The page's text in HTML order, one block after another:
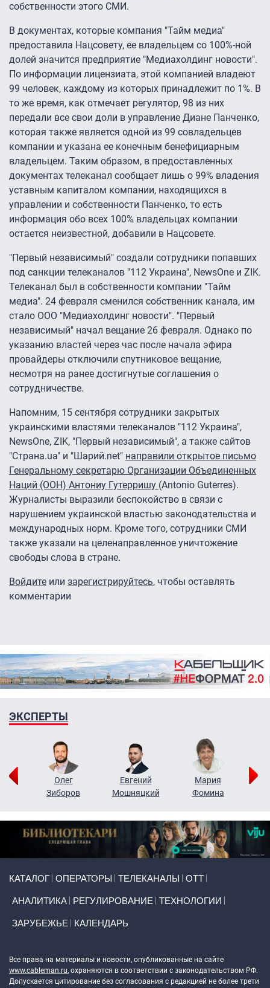
собственности этого СМИ.
В документах, которые компания "Тайм медиа"
предоставила Нацсовету, ее владельцем со 100%-ной
долей значится предприятие "Медиахолдинг новости".
По информации лицензиата, этой компанией владеют
99 человек, каждому из которых принадлежит по 1%. В
то же время, как отмечает регулятор, 98 из них
передали все свои доли в управление Диане Панченко,
которая также является одной из 99 совладельцев
компании и указана ее конечным бенефициарным
владельцем. Таким образом, в предоставленных
документах телеканал сообщает лишь о 99% владения
уставным капиталом компании, находящихся в
управлении и собственности Панченко, то есть
информация обо всех 100% владельцах компании
остается неизвестной, добавили в Нацсовете.
"Первый независимый" создали сотрудники попавших
под санкции телеканалов "112 Украина", NewsOne и ZIK.
Телеканал был в собственности компании "Тайм
медиа". 24 февраля сменился собственник канала, им
стало ООО "Медиахолдинг новости". "Первый
независимый" начал вещание 26 февраля. Однако по
указанию властей через час после начала эфира
провайдеры отключили спутниковое вещание,
несмотря на ранее достигнутые соглашения о
сотрудничестве.
Напомним, 15 сентября сотрудники закрытых
украинскими властями телеканалов "112 Украина",
NewsOne, ZIK, "Первый независимый", а также сайтов
"Страна.ua" и "Шарий.net" направили открытое письмо
Генеральному секретарю Организации Объединенных
Наций (ООН) Антониу Гутерришу (Antonio Guterres).
Журналисты выразили беспокойство в связи с
нарушением украинской властью законодательства и
международных норм. Кроме того, сотрудники СМИ
также указали на целенаправленное уничтожение
свободы слова в стране.
Войдите или зарегистрируйтесь, чтобы оставлять
комментарии
ЭКСПЕРТЫ
Олег
Зиборов
Евгений
Мошняцкий
Мария
Фомина
КАТАЛОГ ОПЕРАТОРЫ ТЕЛЕКАНАЛЫ ОТТ
АНАЛИТИКА РЕГУЛИРОВАНИЕ ТЕХНОЛОГИИ
ЗАРУБЕЖЬЕ КАЛЕНДАРЬ
Все права на материалы и новости, опубликованные на сайте
www.cableman.ru, охраняются в соответствии с законодательством РФ.
Допускается цитирование без согласования с редакцией не более трети